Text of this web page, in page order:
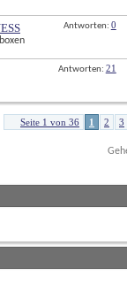
Antworten: 0
Antworten: 21
Seite 1 von 36 1 2 3